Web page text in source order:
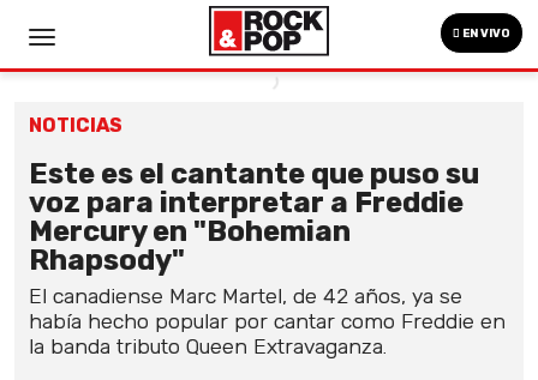
EN VIVO
NOTICIAS
Este es el cantante que puso su
voz para interpretar a Freddie
Mercury en "Bohemian
Rhapsody"
El canadiense Marc Martel, de 42 años, ya se
había hecho popular por cantar como Freddie en
la banda tributo Queen Extravaganza.